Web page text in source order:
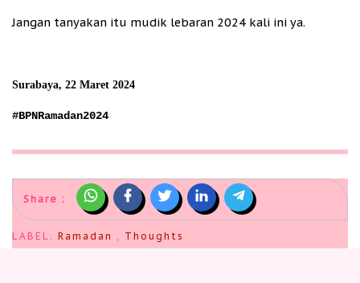
Jangan tanyakan itu mudik lebaran 2024 kali ini ya.
Surabaya, 22 Maret 2024
#BPNRamadan2024
Share :
LABEL: Ramadan , Thoughts